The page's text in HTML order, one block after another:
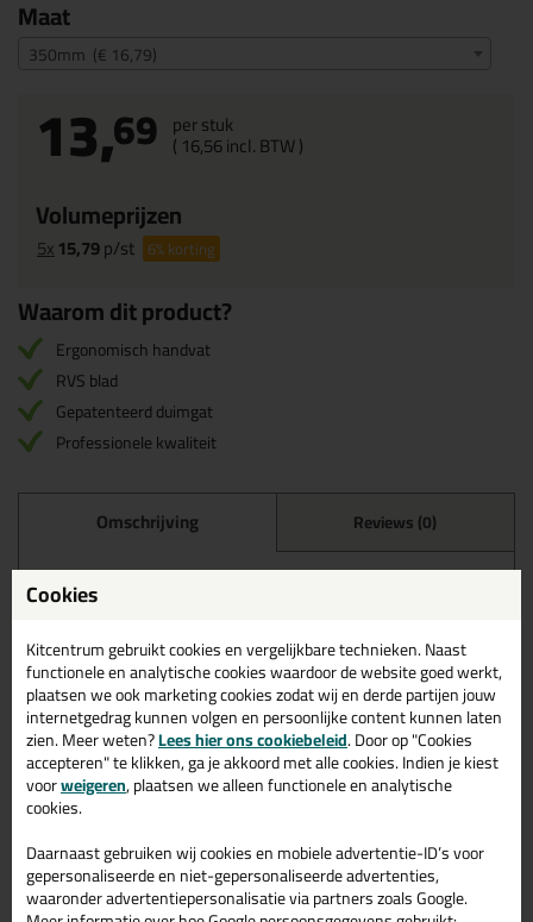
Maat
350mm (€ 16,79)
13,69 per stuk
( 16,56incl. BTW )
Volumeprijzen
5x15,79p/st 6%korting
Waarom dit product?
Ergonomisch handvat
RVS blad
Gepatenteerd duimgat
Professionele kwaliteit
Omschrijving Reviews (0)
ANZA Spackmes - Softgrip
in 350mm
Bestel de ANZA Spackmes - Softgrip in 350mm vandaag nog!
Vandaag besteld = morgen in huis.
Wil je meer weten over de toepassing en kenmerken van dit
product?Lees alles over dit product >
Gerelateerde producten
Cookies
Kitcentrum gebruikt cookies en vergelijkbare technieken. Naast
functionele en analytische cookies waardoor de website goed werkt,
plaatsen we ook marketing cookies zodat wij en derde partijen jouw
internetgedrag kunnen volgen en persoonlijke content kunnen laten
zien. Meer weten?Lees hier ons cookiebeleid. Door op "Cookies
accepteren" te klikken, ga je akkoord met alle cookies. Indien je kiest
voorweigeren, plaatsen we alleen functionele en analytische
cookies.
Daarnaast gebruiken wij cookies en mobiele advertentie-ID’s voor
gepersonaliseerde en niet-gepersonaliseerde advertenties,
waaronder advertentiepersonalisatie via partners zoals Google.